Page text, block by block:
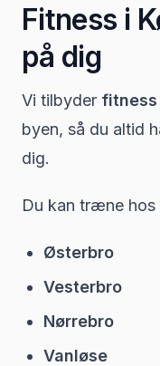
Fitness i
på dig
Vi tilbyder fitness
byen, så du altid
dig.
Du kan træne hos
Østerbro
Vesterbro
Nørrebro
Vanløse